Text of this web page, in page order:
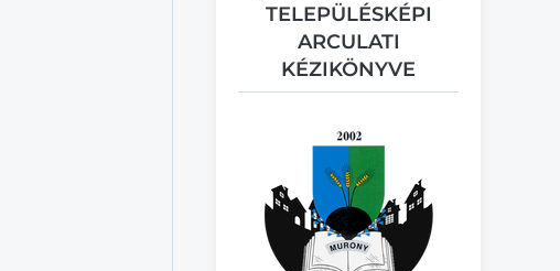
TELEPÜLÉSKÉPI
ARCULATI
KÉZIKÖNYVE